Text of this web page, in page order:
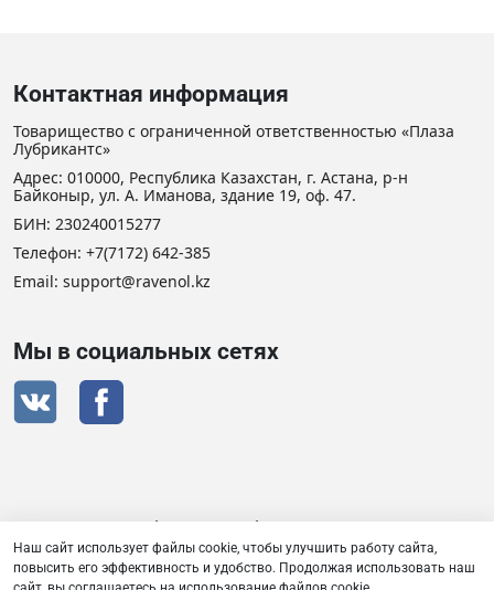
Контактная информация
Товарищество с ограниченной ответственностью «Плаза
Лубрикантс»
Адрес: 010000, Республика Казахстан, г. Астана, р-н
Байконыр, ул. А. Иманова, здание 19, оф. 47.
БИН: 230240015277
Телефон: +7(7172) 642-385
Email: support@ravenol.kz
Мы в социальных сетях
Сертификат дистрибьютора RAVENOL
Наш сайт использует файлы cookie, чтобы улучшить работу сайта,
повысить его эффективность и удобство. Продолжая использовать наш